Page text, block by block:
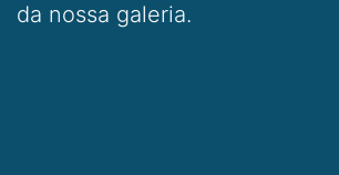
da nossa galeria.